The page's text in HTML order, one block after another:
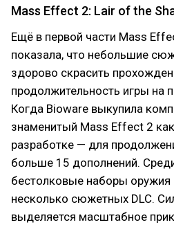
Mass Effect 2: Lair of the
Ещё в первой части Mass
показала, что небольшие
здорово скрасить
продолжительность игры на
Когда Bioware выкупила
знаменитый Mass Effect 2
разработке — для
больше 15 дополнений.
бестолковые наборы оружия
несколько сюжетных DLC.
выделяется масштабное